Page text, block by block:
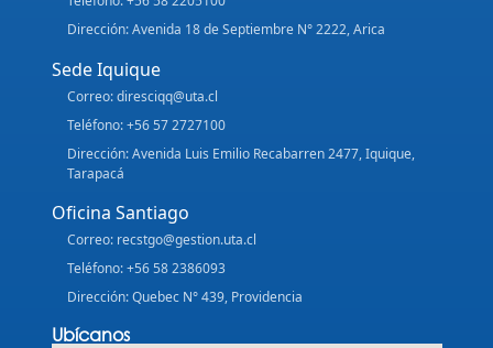
Dirección: Avenida 18 de Septiembre N° 2222, Arica
Sede Iquique
Correo: diresciqq@uta.cl
Teléfono: +56 57 2727100
Dirección: Avenida Luis Emilio Recabarren 2477, Iquique,
Tarapacá
Oficina Santiago
Correo: recstgo@gestion.uta.cl
Teléfono: +56 58 2386093
Dirección: Quebec N° 439, Providencia
Ubícanos